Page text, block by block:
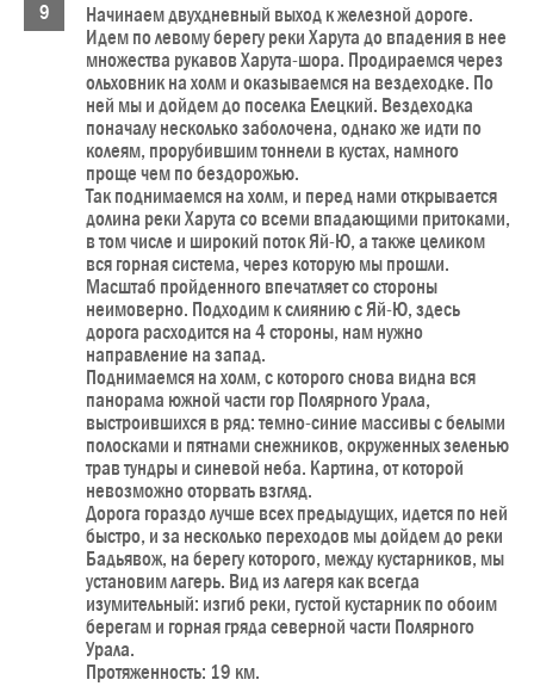
Начинаем двухдневный выход к железной дороге.
Идем по левому берегу реки Харута до впадения в нее
множества рукавов Харута-шора. Продираемся через
ольховник на холм и оказываемся на вездеходке. По
ней мы и дойдем до поселка Елецкий. Вездеходка
поначалу несколько заболочена, однако же идти по
колеям, прорубившим тоннели в кустах, намного
проще чем по бездорожью.
Так поднимаемся на холм, и перед нами открывается
долина реки Харута со всеми впадающими притоками,
в том числе и широкий поток Яй-Ю, а также целиком
вся горная система, через которую мы прошли.
Масштаб пройденного впечатляет со стороны
неимоверно. Подходим к слиянию с Яй-Ю, здесь
дорога расходится на 4 стороны, нам нужно
направление на запад.
Поднимаемся на холм, с которого снова видна вся
панорама южной части гор Полярного Урала,
выстроившихся в ряд: темно-синие массивы с белыми
полосками и пятнами снежников, окруженных зеленью
трав тундры и синевой неба. Картина, от которой
невозможно оторвать взгляд.
Дорога гораздо лучше всех предыдущих, идется по ней
быстро, и за несколько переходов мы дойдем до реки
Бадьявож, на берегу которого, между кустарников, мы
установим лагерь. Вид из лагеря как всегда
изумительный: изгиб реки, густой кустарник по обоим
берегам и горная гряда северной части Полярного
Урала.
Протяженность: 19 км.